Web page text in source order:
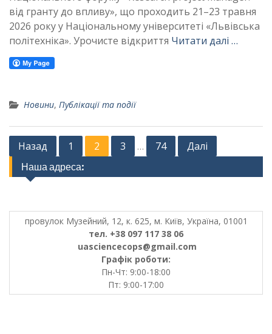
від гранту до впливу», що проходить 21–23 травня
2026 року у Національному університеті «Львівська
політехніка». Урочисте відкриття Читати далі …
Новини, Публікації та події
Posts
pagination
Назад 1 2 3 … 74 Далі
Наша адреса:
провулок Музейний, 12, к. 625, м. Київ, Україна, 01001
тел. +38 097 117 38 06
uasciencecops@gmail.com
Графік роботи:
Пн-Чт: 9:00-18:00
Пт: 9:00-17:00